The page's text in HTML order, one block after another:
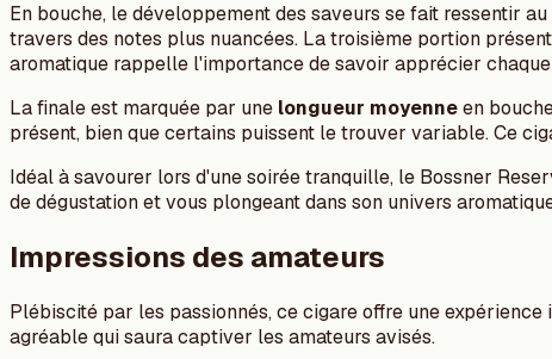
En bouche, le développement des saveurs se fait ressentir
travers des notes plus nuancées. La troisième portion
aromatique rappelle l'importance de savoir apprécier
La finale est marquée par une longueur moyenneen
présent, bien que certains puissent le trouver variable. Ce
Idéal à savourer lors d'une soirée tranquille, le Bossner
de dégustation et vous plongeant dans son univers
Impressions des amateurs
Plébiscité par les passionnés, ce cigare offre une
agréable qui saura captiver les amateurs avisés.